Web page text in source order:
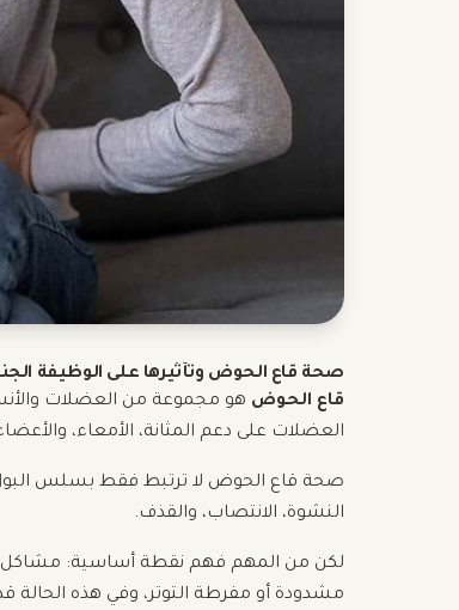
صحة قاع الحوض وتأثيرها على الوظيفة
قاع الحوض هو مجموعة من العضلات
العضلات على دعم المثانة، الأمعاء،
صحة قاع الحوض لا ترتبط فقط بسلس البول
النشوة، الانتصاب، والقذف.
لكن من المهم فهم نقطة أساسية: مشاكل
مشدودة أو مفرطة التوتر، وفي هذه الحالة